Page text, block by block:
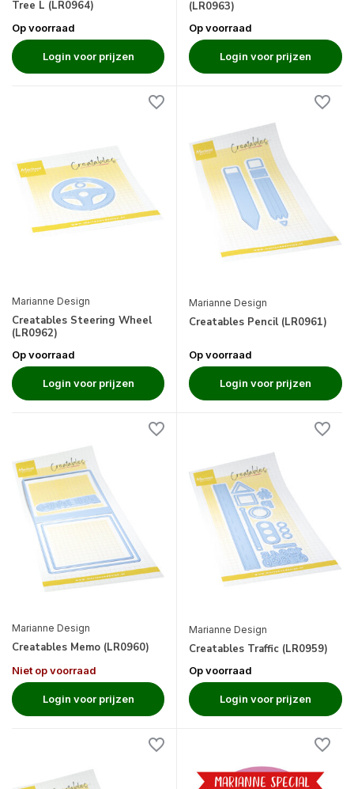
Tree L (LR0964)
Op voorraad
Login voor prijzen
(LR0963)
Op voorraad
Login voor prijzen
Marianne Design
Creatables Steering Wheel
(LR0962)
Op voorraad
Login voor prijzen
Marianne Design
Creatables Pencil (LR0961)
Op voorraad
Login voor prijzen
Marianne Design
Creatables Memo (LR0960)
Niet op voorraad
Login voor prijzen
Marianne Design
Creatables Traffic (LR0959)
Op voorraad
Login voor prijzen